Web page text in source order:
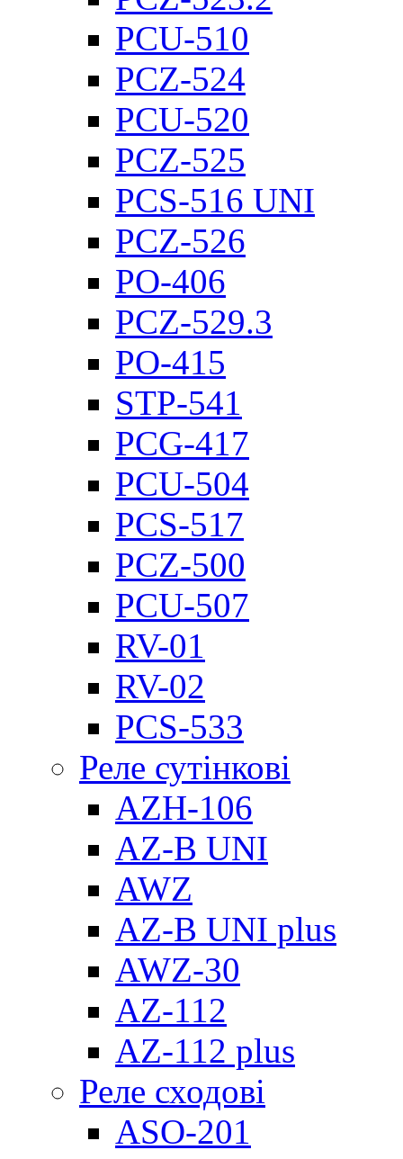
PCU-510
PCZ-524
PCU-520
PCZ-525
PCS-516 UNI
PCZ-526
PO-406
PCZ-529.3
PO-415
STP-541
PCG-417
PCU-504
PCS-517
PCZ-500
PCU-507
RV-01
RV-02
PCS-533
Реле сутінкові
AZH-106
AZ-B UNI
AWZ
AZ-B UNI plus
AWZ-30
AZ-112
AZ-112 plus
Реле сходові
ASO-201